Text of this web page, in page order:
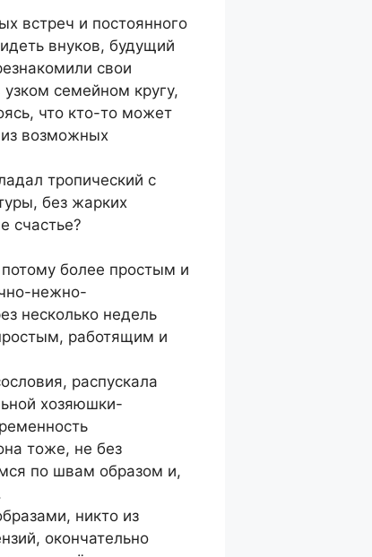
встреч и постоянного
внуков, будущий
свои
семейном кругу,
что кто-то может
возможных
тропический с
без жарких
счастье?
более простым и
нежно-
несколько недель
работящим и
распускала
хозяюшки-
тоже, не без
по швам образом и,
никто из
окончательно